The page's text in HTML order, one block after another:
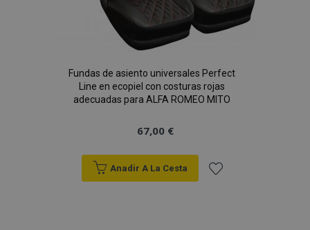
Fundas de asiento universales Perfect
Line en ecopiel con costuras rojas
adecuadas para ALFA ROMEO MITO
67,00 €
Anadir A La Cesta